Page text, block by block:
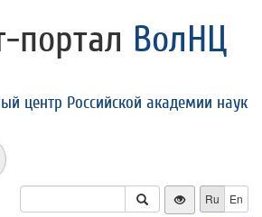
портал ВолНЦ
центр Российской академии наук
Ru En